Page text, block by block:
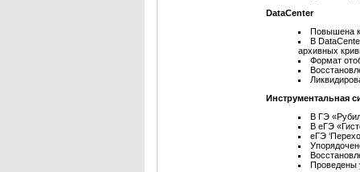
DataCenter
Повышена
В
архивных
Формат
Инструментальная
В ГЭ
В eГЭ
еГЭ
Проведены